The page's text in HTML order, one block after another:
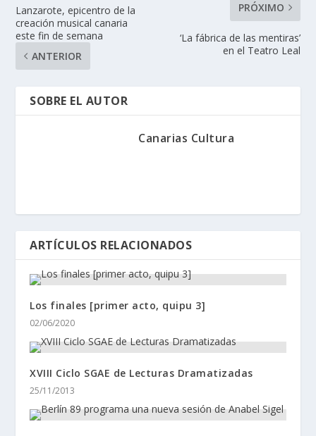
Lanzarote, epicentro de la
creación musical canaria
este fin de semana
ANTERIOR
PRÓXIMO
‘La fábrica de las mentiras’
en el Teatro Leal
SOBRE EL AUTOR
Canarias Cultura
ARTÍCULOS RELACIONADOS
Los finales [primer acto, quipu 3]
02/06/2020
XVIII Ciclo SGAE de Lecturas Dramatizadas
25/11/2013